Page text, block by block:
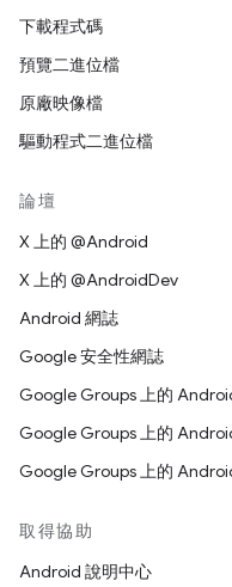
下載程式碼
預覽二進位檔
原廠映像檔
驅動程式二進位檔
論壇
X 上的 @Android
X 上的 @AndroidDev
Android 網誌
Google 安全性網誌
Google Groups 上的
Google Groups 上的
Google Groups 上的
取得協助
Android 說明中心